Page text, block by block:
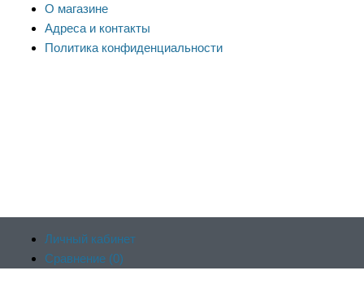
О магазине
Адреса и контакты
Политика конфиденциальности
Личный кабинет
Сравнение (0)